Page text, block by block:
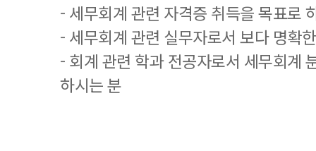
- 세무회계 관련 자격증 취득을 목표로
- 세무회계 관련 실무자로서 보다 명확
- 회계 관련 학과 전공자로서 세무회계
하시는 분